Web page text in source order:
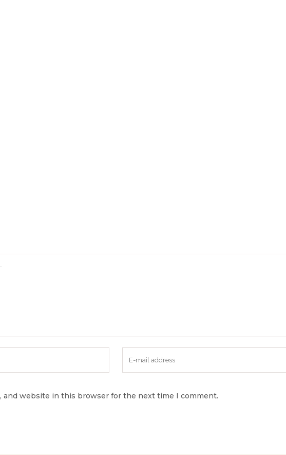
and website in this browser for the next time I comment.